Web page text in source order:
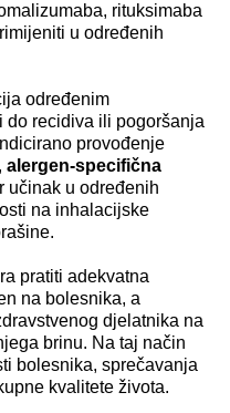
rituksimaba
u određenih
određenim
do recidiva ili pogoršanja
provođenje
alergen-specifična
učinak u određenih
na inhalacijske
pratiti adekvatna
na bolesnika, a
djelatnika na
brinu. Na taj način
bolesnika, sprečavanja
kvalitete života.